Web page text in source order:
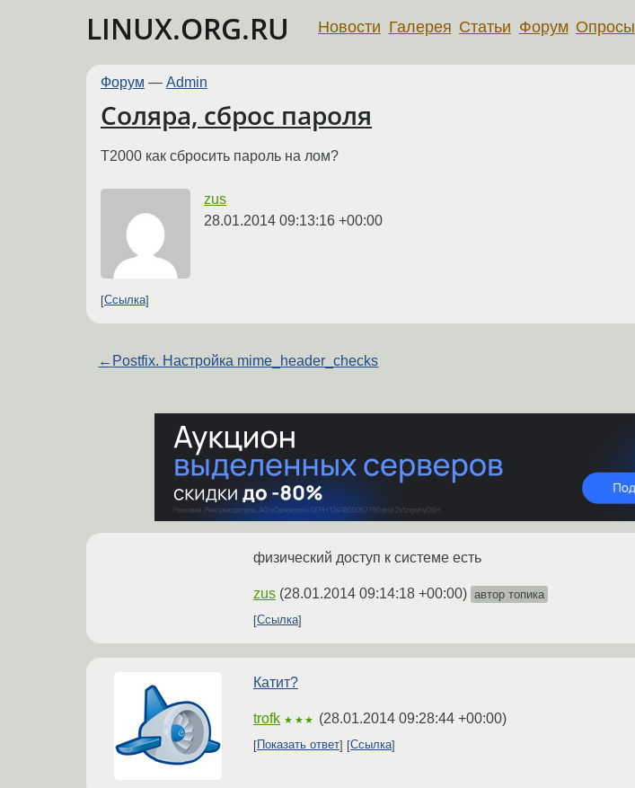
LINUX.ORG.RU Новости Галерея Статьи Форум Опросы
Форум — Admin
Соляра, сброс пароля
Т2000 как сбросить пароль на лом?
zus
28.01.2014 09:13:16 +00:00
Ссылка
← Postfix. Настройка mime_header_checks
физический доступ к системе есть
zus (28.01.2014 09:14:18 +00:00) автор топика
Ссылка
Катит?
trofk ★★★ (28.01.2014 09:28:44 +00:00)
Показать ответ Ссылка